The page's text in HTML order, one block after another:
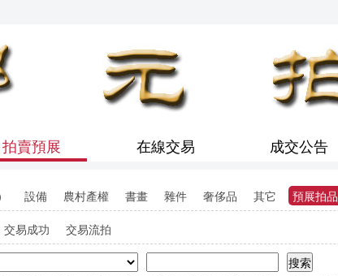
拍賣預展 在線交易 成交公告
設備 農村產權 書畫 雜件 奢侈品 其它 預展拍品
交易成功 交易流拍
搜索